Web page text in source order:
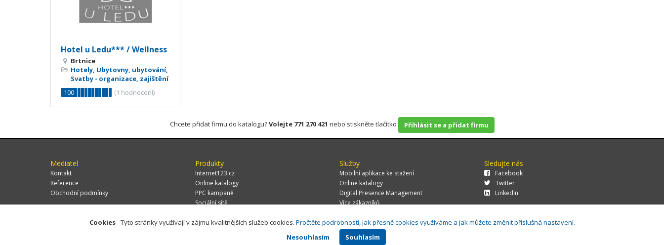
Hotel u Ledu*** / Wellness
Brtnice
Hotely, Ubytovny, ubytování,
Svatby - organizace, zajištění
100
(1 hodnocení)
Chcete přidat firmu do katalogu?Volejte 771 270 421 nebo stiskněte tlačítko Přihlásit se a přidat firmu
Mediatel
Kontakt
Reference
Obchodní podmínky
Produkty
Internet123.cz
Online katalogy
PPC kampaně
Sociální sítě
Služby
Mobilní aplikace ke stažení
Online katalogy
Digital Presence Management
Více zákazníků
Sledujte nás
Facebook
Twitter
LinkedIn
Za Potokem 46/4, 106 00 Praha 10, tel.: +420 771 270 421, verze 1.29.0.143,
Cookies- Tyto stránky využívají v zájmu kvalitnějších služeb cookies. Pročtěte podrobnosti, jak přesně cookies využíváme a jak můžete změnit příslušná nastavení.
Nesouhlasím
Souhlasím